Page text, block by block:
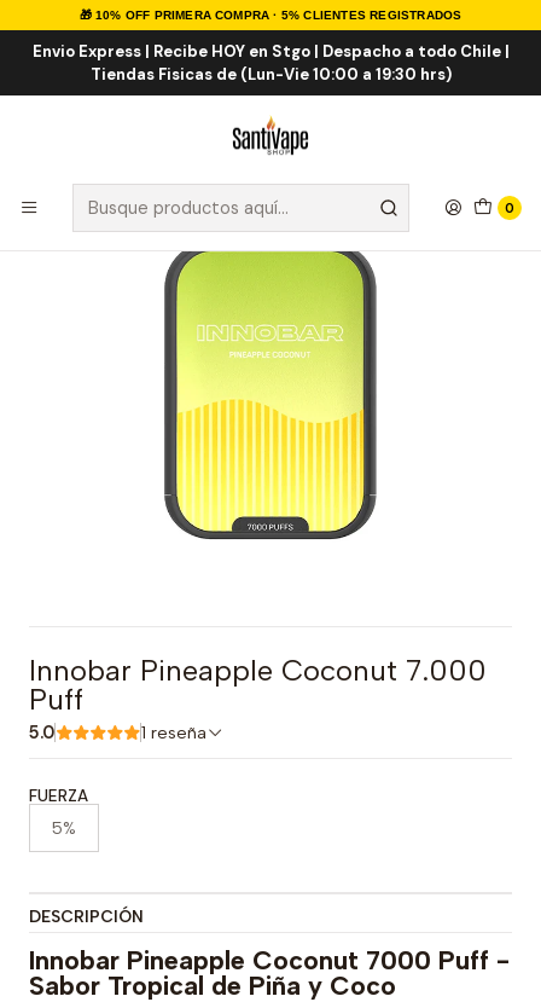
🎁 10% OFF PRIMERA COMPRA · 5% CLIENTES REGISTRADOS
Envio Express | Recibe HOY en Stgo | Despacho a todo Chile |
Tiendas Fisicas de (Lun-Vie 10:00 a 19:30 hrs)
0
Inicio VAPE DESECHABLES VAPE FRUTALES
Innobar Pineapple Coconut 7.000 Puff
Innobar Pineapple Coconut 7.000
Puff
5.0 1 reseña
FUERZA
5%
DESCRIPCIÓN
Innobar Pineapple Coconut 7000 Puff -
Sabor Tropical de Piña y Coco